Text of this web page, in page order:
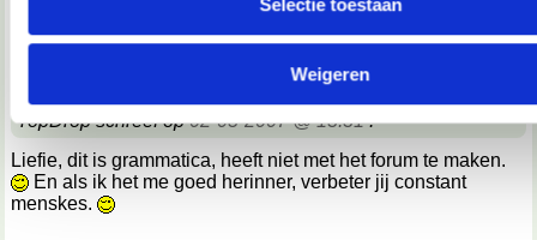
67 derdendie uw gegevens kunnen
en verwerken.
Weigeren
02-05-2007, 13:14
TopDrop schreef op02-05-2007 @ 13:31:
Liefie, dit is grammatica, heeft niet met het forum te maken.
En als ik het me goed herinner, verbeter jij constant
menskes.